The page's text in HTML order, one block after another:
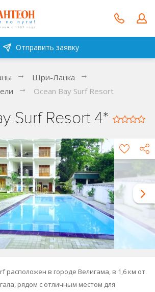
Отправить заявку
Шри-Ланка
Ocean Bay Surf Resort
Surf Resort 4*
расположен в городе Велигама, в 1,6 км от
рядом с отличным местом для